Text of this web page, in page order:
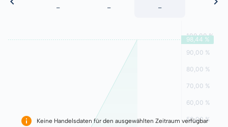
- - -
Keine Handelsdaten für den ausgewählten Zeitraum verfügbar